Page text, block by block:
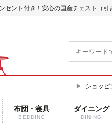
セント付き！安心の国産チェスト（引
ショッピ
布団・寝具
BEDDING
ダイニング
DINING